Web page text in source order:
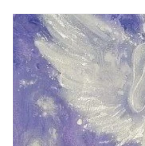
340件の記事
43件の記事
99件の記事
8件の記事
3件の記事
33件の記事
1件の記事
5件の記事
2件の記事
144件の記事